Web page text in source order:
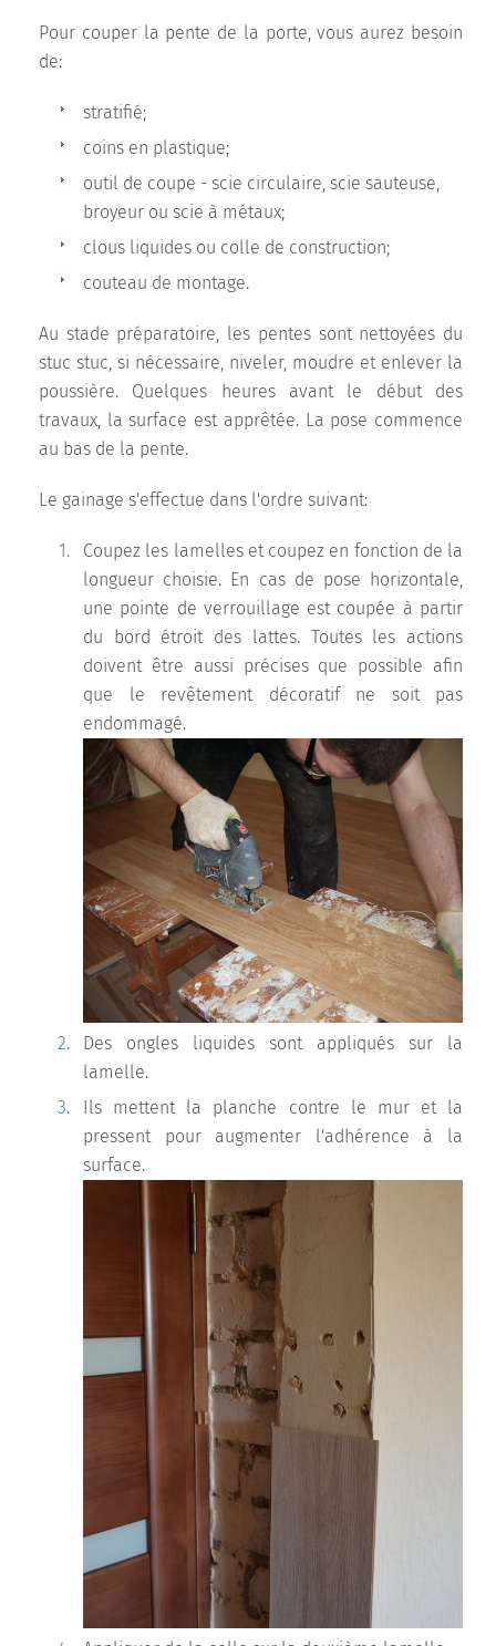
Pour couper la pente de la porte, vous aurez besoin
de:
stratifié;
coins en plastique;
outil de coupe - scie circulaire, scie sauteuse,
broyeur ou scie à métaux;
clous liquides ou colle de construction;
couteau de montage.
Au stade préparatoire, les pentes sont nettoyées du
stuc stuc, si nécessaire, niveler, moudre et enlever la
poussière. Quelques heures avant le début des
travaux, la surface est apprêtée. La pose commence
au bas de la pente.
Le gainage s'effectue dans l'ordre suivant:
Coupez les lamelles et coupez en fonction de la
longueur choisie. En cas de pose horizontale,
une pointe de verrouillage est coupée à partir
du bord étroit des lattes. Toutes les actions
doivent être aussi précises que possible afin
que le revêtement décoratif ne soit pas
endommagé.
Des ongles liquides sont appliqués sur la
lamelle.
Ils mettent la planche contre le mur et la
pressent pour augmenter l'adhérence à la
surface.